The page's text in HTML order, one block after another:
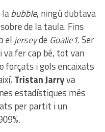
labubble, ningú dubtava
de la taula. Fins
el jerseyde Goalie1.Ser
fer cap bé, tot van
forçats i gols encaixats
Tristan Jarryva
estadístiques més
per partit i un